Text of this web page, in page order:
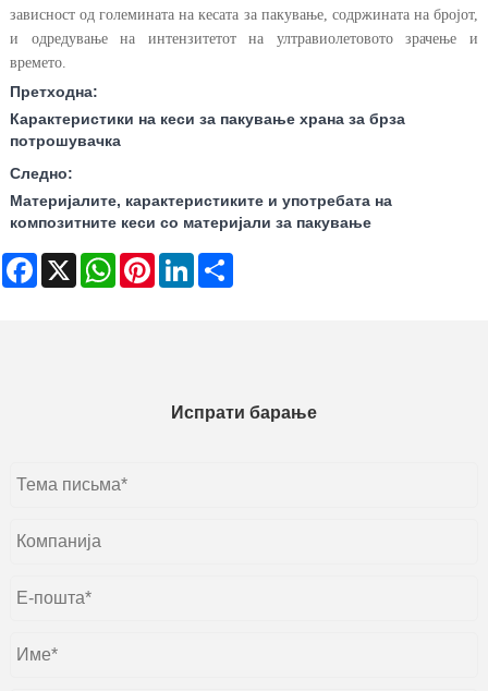
зависност од големината на кесата за пакување, содржината на бројот,
и одредување на интензитетот на ултравиолетовото зрачење и
времето.
Претходна:
Карактеристики на кеси за пакување храна за брза
потрошувачка
Следно:
Материјалите, карактеристиките и употребата на
композитните кеси со материјали за пакување
Facebook
X WhatsAppPinterestLinkedIn
Испрати барање